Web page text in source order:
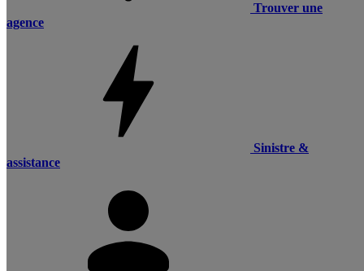
Trouver une
agence
Sinistre &
assistance